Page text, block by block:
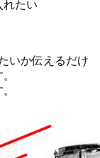
れたい
いか伝えるだけ